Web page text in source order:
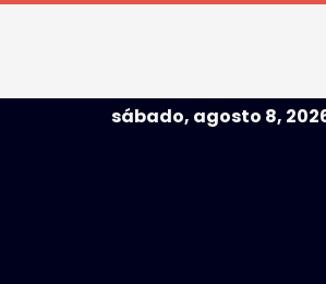
sábado, agosto 8,